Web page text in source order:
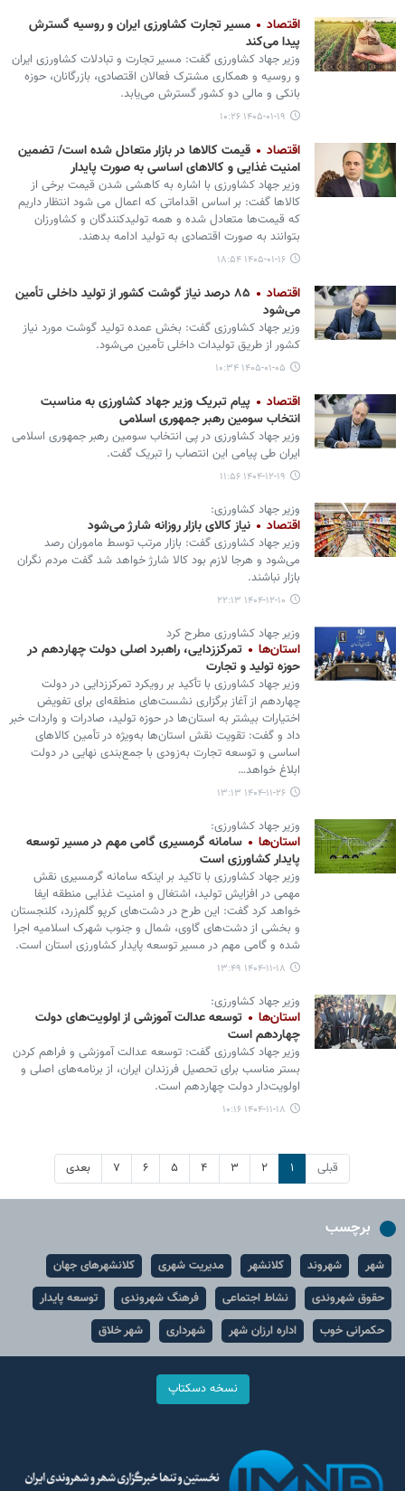
اقتصاد
مسیر تجارت کشاورزی ایران و روسیه گسترش
پیدا می‌کند
وزیر جهاد کشاورزی گفت: مسیر تجارت و تبادلات کشاورزی ایران
و روسیه و همکاری مشترک فعالان اقتصادی، بازرگانان، حوزه
بانکی و مالی دو کشور گسترش می‌یابد.
۱۴۰۵-۰۱-۱۹ ۱۰:۲۶
اقتصاد
قیمت کالاها در بازار متعادل شده است/ تضمین
امنیت غذایی و کالاهای اساسی به صورت پایدار
وزیر جهاد کشاورزی با اشاره به کاهشی شدن قیمت برخی از
کالاها گفت: بر اساس اقداماتی که اعمال می شود انتظار داریم
که قیمت‌ها متعادل شده و همه تولیدکنندگان و کشاورزان
بتوانند به صورت اقتصادی به تولید ادامه بدهند.
۱۴۰۵-۰۱-۱۶ ۱۸:۵۴
اقتصاد
۸۵ درصد نیاز گوشت کشور از تولید داخلی تأمین
می‌شود
وزیر جهاد کشاورزی گفت: بخش عمده تولید گوشت مورد نیاز
کشور از طریق تولیدات داخلی تأمین می‌شود.
۱۴۰۵-۰۱-۰۵ ۱۰:۳۴
اقتصاد
پیام تبریک وزیر جهاد کشاورزی به مناسبت
انتخاب سومین رهبر جمهوری اسلامی
وزیر جهاد کشاورزی در پی انتخاب سومین رهبر جمهوری اسلامی
ایران طی پیامی این انتصاب را تبریک گفت.
۱۴۰۴-۱۲-۱۹ ۱۱:۵۶
وزیر جهاد کشاورزی:
اقتصاد نیاز کالای بازار روزانه شارژ می‌شود
وزیر جهاد کشاورزی گفت: بازار مرتب توسط ماموران رصد
می‌شود و هرجا لازم بود کالا شارژ خواهد شد گفت مردم نگران
بازار نباشند.
۱۴۰۴-۱۲-۱۰ ۲۲:۱۳
وزیر جهاد کشاورزی مطرح کرد
استان‌ها
تمرکززدایی، راهبرد اصلی دولت چهاردهم در
حوزه تولید و تجارت
وزیر جهاد کشاورزی با تأکید بر رویکرد تمرکززدایی در دولت
چهاردهم از آغاز برگزاری نشست‌های منطقه‌ای برای تفویض
اختیارات بیشتر به استان‌ها در حوزه تولید، صادرات و واردات خبر
داد و گفت: تقویت نقش استان‌ها به‌ویژه در تأمین کالاهای
اساسی و توسعه تجارت به‌زودی با جمع‌بندی نهایی در دولت
ابلاغ خواهد…
۱۴۰۴-۱۱-۲۶ ۱۳:۱۳
وزیر جهاد کشاورزی:
استان‌ها
سامانه گرمسیری گامی مهم در مسیر توسعه
پایدار کشاورزی است
وزیر جهاد کشاورزی با تاکید بر اینکه سامانه گرمسیری نقش
مهمی در افزایش تولید، اشتغال و امنیت غذایی منطقه ایفا
خواهد کرد گفت: این طرح در دشت‌های کرپو گلم‌زرد، کلنجستان
و بخشی از دشت‌های گاوی، شمال و جنوب شهرک اسلامیه اجرا
شده و گامی مهم در مسیر توسعه پایدار کشاورزی استان است.
۱۴۰۴-۱۱-۱۸ ۱۳:۴۹
وزیر جهاد کشاورزی:
استان‌ها
توسعه عدالت آموزشی از اولویت‌های دولت
چهاردهم است
وزیر جهاد کشاورزی گفت: توسعه عدالت آموزشی و فراهم کردن
بستر مناسب برای تحصیل فرزندان ایران، از برنامه‌های اصلی و
اولویت‌دار دولت چهاردهم است.
۱۴۰۴-۱۱-۱۸ ۱۰:۱۶
قبلی ۱ ۲ ۳ ۴ ۵ ۶ ۷ بعدی
برچسب
شهر شهروند کلانشهر مدیریت شهری
کلانشهرهای جهان
حقوق شهروندی
نشاط اجتماعی فرهنگ شهروندی
توسعه پایدار
حکمرانی خوب
اداره ارزان شهر شهرداری شهر خلاق
نسخه دسکتاپ